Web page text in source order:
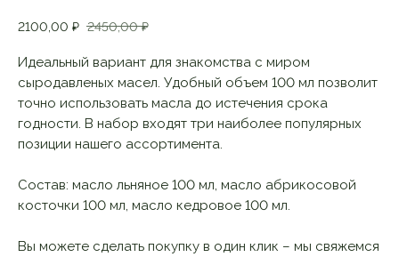
2100,00 ₽ 2450,00 ₽
Идеальный вариант для знакомства с миром
сыродавленых масел. Удобный объем 100 мл позволит
точно использовать масла до истечения срока
годности. В набор входят три наиболее популярных
позиции нашего ассортимента.
Состав: масло льняное 100 мл, масло абрикосовой
косточки 100 мл, масло кедровое 100 мл.
Вы можете сделать покупку в один клик – мы свяжемся